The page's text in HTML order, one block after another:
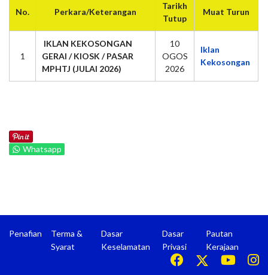
No. Perkara/Keterangan
Tarikh
Tutup
Muat Turun
1
IKLAN KEKOSONGAN
GERAI / KIOSK / PASAR
MPHTJ (JULAI 2026)
10
OGOS
2026
Iklan
Kekosongan
Whatsapp
Penafian
Terma &
Syarat
Dasar
Keselamatan
Dasar
Privasi
Pautan
Kerajaan